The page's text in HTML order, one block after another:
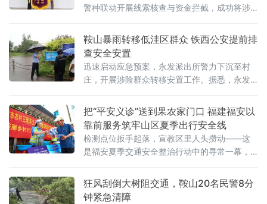
警种联动开展线索核查与资金拦截，成功将涉
警介绍，刘女士在某网络招聘平台浏览岗位
时，看到一则文员招聘广告，遂按页面预留联
系方式添加对方微信。不法分子以入职需参
与“岗前线上培训”为由，诱导刘女士下载
鞍山暴雨转移低洼区群众 铁西公安提前排
查安全安置
迅速启动应急预案，永发派出所警力下沉至村
庄，开展涉险群众转移安置工作。据悉，永发
保，对全村低洼院落及临河危房展开拉网式排
查，建立涉险住户台账，提前梳理出确需转移
的4户
把“平安义诊”送到果农家门口 福建福安以
靠前服务筑牢山区夏季出行安全线
检测点位扳手起落，宣教区里人头攒动——这
是福安夏季交通安全整治行动中的寻常一幕，
典型的山区农业市，葡萄、水蜜桃、芙蓉李等
水果远近闻
狂风刮倒大树阻交通，鞍山20名民警8分
钟紧急清障